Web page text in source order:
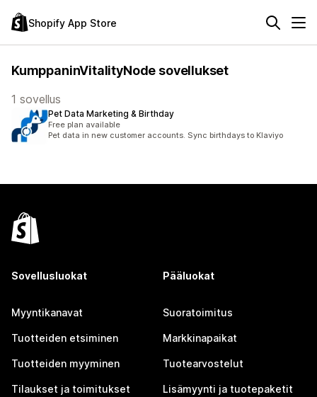
Shopify App Store
KumppaninVitalityNode sovellukset
1 sovellus
Pet Data Marketing & Birthday
Free plan available
Pet data in new customer accounts. Sync birthdays to Klaviyo
Sovellusluokat
Myyntikanavat
Tuotteiden etsiminen
Tuotteiden myyminen
Tilaukset ja toimitukset
Pääluokat
Suoratoimitus
Markkinapaikat
Tuotearvostelut
Lisämyynti ja tuotepaketit